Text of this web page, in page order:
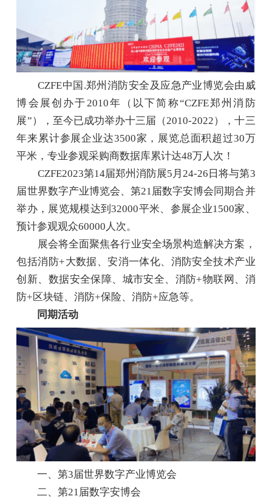
CZFE中国.郑州消防安全及应急产业博览会由威
博会展创办于2010年（以下简称“CZFE郑州消防
展”），至今已成功举办十三届（2010-2022），十三
年来累计参展企业达3500家，展览总面积超过30万
平米，专业参观采购商数据库累计达48万人次！
CZFE2023第14届郑州消防展5月24-26日将与第3
届世界数字产业博览会、第21届数字安博会同期合并
举办，展览规模达到32000平米、参展企业1500家、
预计参观观众60000人次。
展会将全面聚焦各行业安全场景构造解决方案，
包括消防+大数据、安消一体化、消防安全技术产业
创新、数据安全保障、城市安全、消防+物联网、消
防+区块链、消防+保险、消防+应急等。
同期活动
一、第3届世界数字产业博览会
二、第21届数字安博会